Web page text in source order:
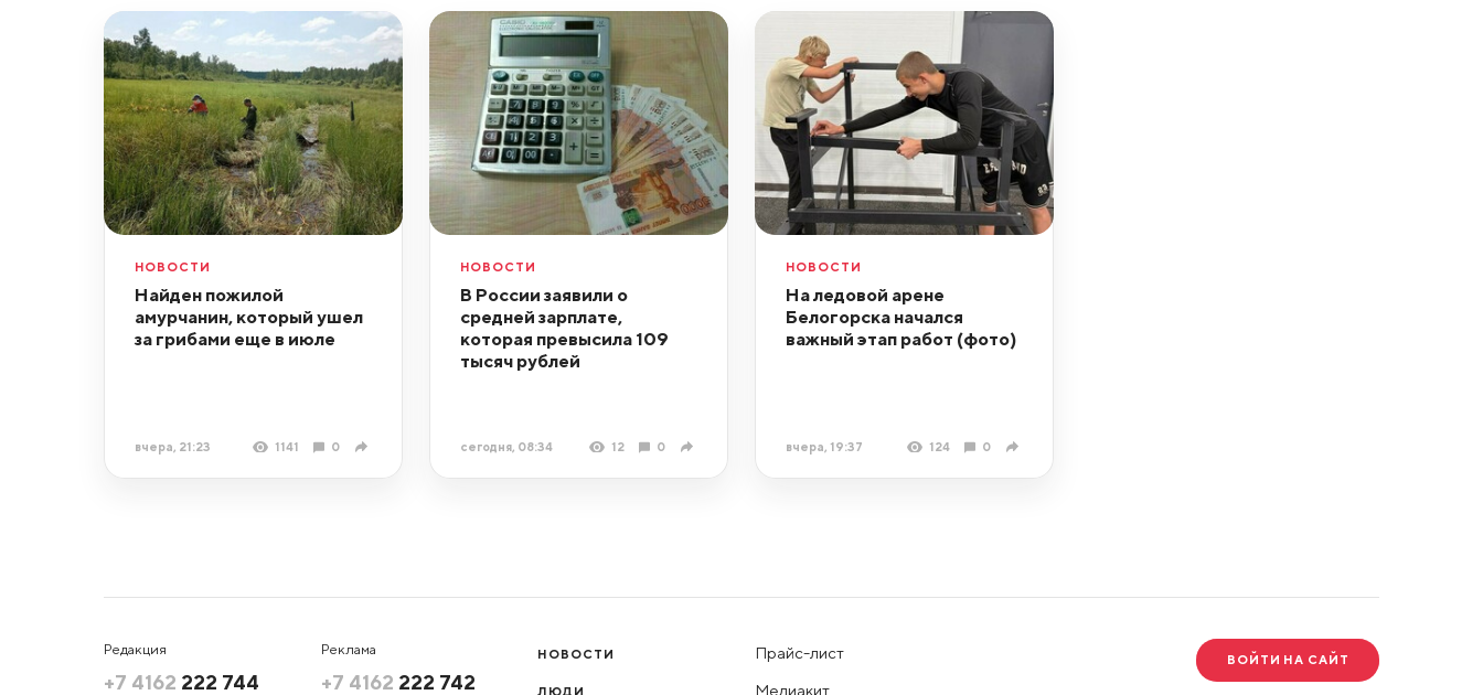
НОВОСТИ
Найден пожилой
амурчанин, который ушел
за грибами еще в июле
вчера, 21:23 1141 0
НОВОСТИ
В России заявили о
средней зарплате,
которая превысила 109
тысяч рублей
сегодня, 08:34 12 0
НОВОСТИ
На ледовой арене
Белогорска начался
важный этап работ (фото)
вчера, 19:37 124 0
Редакция
+7 4162 222 744
Реклама
+7 4162 222 742
НОВОСТИ
ЛЮДИ
Прайс-лист
Медиакит
ВОЙТИ НА САЙТ